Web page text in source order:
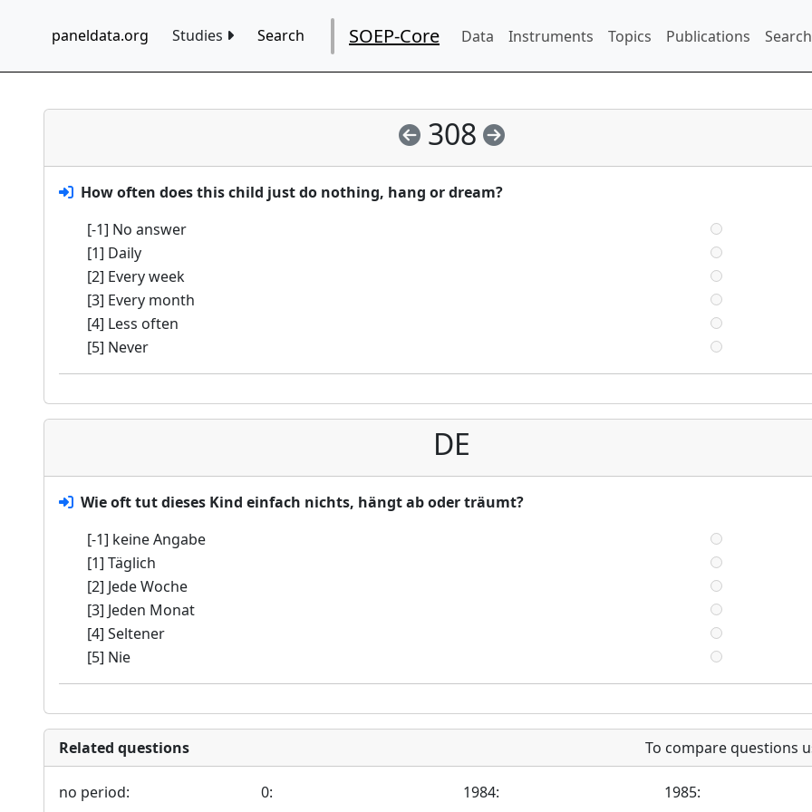
paneldata.org Studies Search SOEP-Core Data Instruments Topics Publications
308
How often does this child just do nothing, hang or dream?
[-1] No answer
[1] Daily
[2] Every week
[3] Every month
[4] Less often
[5] Never
DE
Wie oft tut dieses Kind einfach nichts, hängt ab oder träumt?
[-1] keine Angabe
[1] Täglich
[2] Jede Woche
[3] Jeden Monat
[4] Seltener
[5] Nie
Related questions To compare questions
no period: 0: 1984: 1985: